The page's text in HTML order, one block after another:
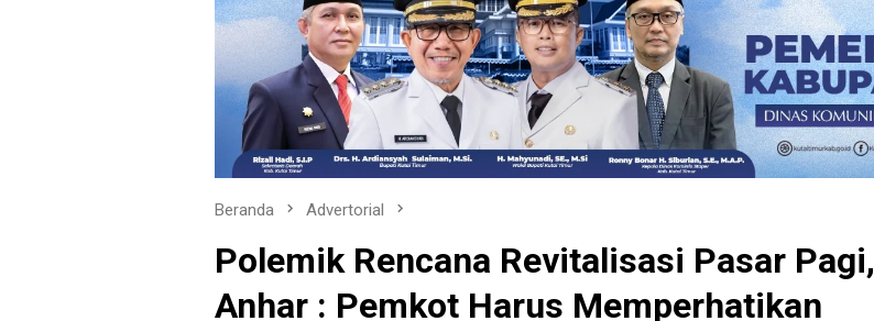
Beranda Advertorial
Polemik Rencana Revitalisasi Pasar Pagi,
Anhar : Pemkot Harus Memperhatikan